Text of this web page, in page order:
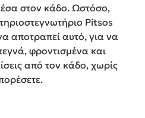
στον κάδο. Ωστόσο,
Pitsos
αποτραπεί αυτό, για να
φροντισμένα και
από τον κάδο, χωρίς